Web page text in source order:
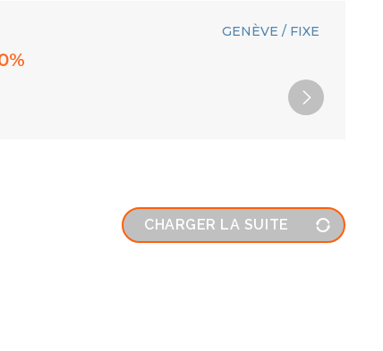
GENÈVE / FIXE
CHARGER LA SUITE